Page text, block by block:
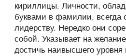
кириллицы. Личности,
буквами в фамилии, всегда
лидерству. Нередко они
собой. Указывает на
достичь наивысшего